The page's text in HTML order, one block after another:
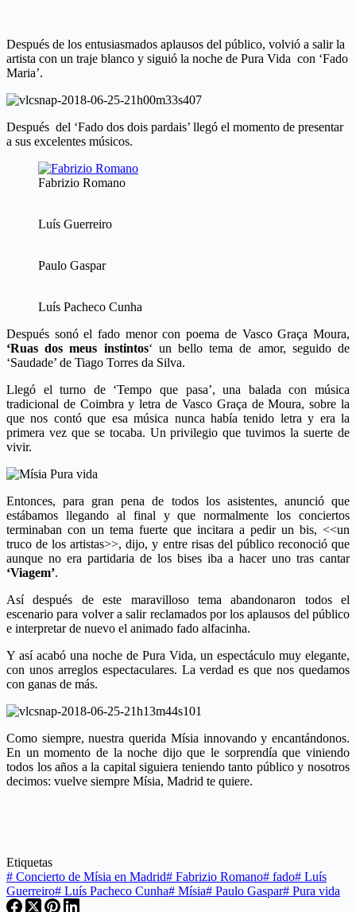
Después de los entusiasmados aplausos del público, volvió a salir la
artista con un traje blanco y siguió la noche de Pura Vida con ‘Fado
Maria’.
Después del ‘Fado dos dois pardais’ llegó el momento de presentar
a sus excelentes músicos.
Fabrizio Romano
Luís Guerreiro
Paulo Gaspar
Luís Pacheco Cunha
Después sonó el fado menor con poema de Vasco Graça Moura,
‘Ruas dos meus instintos‘ un bello tema de amor, seguido de
‘Saudade’ de Tiago Torres da Silva.
Llegó el turno de ‘Tempo que pasa’, una balada con música
tradicional de Coimbra y letra de Vasco Graça de Moura, sobre la
que nos contó que esa música nunca había tenido letra y era la
primera vez que se tocaba. Un privilegio que tuvimos la suerte de
vivir.
Entonces, para gran pena de todos los asistentes, anunció que
estábamos llegando al final y que normalmente los conciertos
terminaban con un tema fuerte que incitara a pedir un bis, <<un
truco de los artistas>>, dijo, y entre risas del público reconoció que
aunque no era partidaria de los bises iba a hacer uno tras cantar
‘Viagem’.
Así después de este maravilloso tema abandonaron todos el
escenario para volver a salir reclamados por los aplausos del público
e interpretar de nuevo el animado fado alfacinha.
Y así acabó una noche de Pura Vida, un espectáculo muy elegante,
con unos arreglos espectaculares. La verdad es que nos quedamos
con ganas de más.
Como siempre, nuestra querida Mísia innovando y encantándonos.
En un momento de la noche dijo que le sorprendía que viniendo
todos los años a la capital siguiera teniendo tanto público y nosotros
decimos: vuelve siempre Mísia, Madrid te quiere.
Etiquetas
# Concierto de Mísia en Madrid# Fabrizio Romano# fado# Luís
Guerreiro# Luís Pacheco Cunha# Mísia# Paulo Gaspar# Pura vida